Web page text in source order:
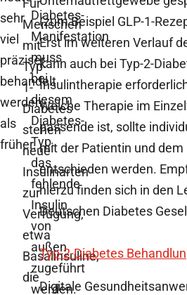
sehr
viel
präziser
behandelt
werden
als
früher.
Menschen
mit
Typ-
1-
Diabetes
stehen
neue
Insulinarten
zur
Verfügung,
etwa
Basalinsuline,
die
Diabetes-
Manifestation
muss
bei
diesem
Diabetes-
Typ,
das
fehlende
Insulin
von
außen
zugeführt
werden.
(zum Beispiel GLP-1-
Erst im weiteren Verlauf
kann auch bei Typ-2-
Insulintherapie
Welche Therapie im
passende ist, sollte
mit der Patientin und dem
entschieden werden.
hierzu finden sich in den
Deutschen Diabetes
Typ-2-Diabetes
Digitale